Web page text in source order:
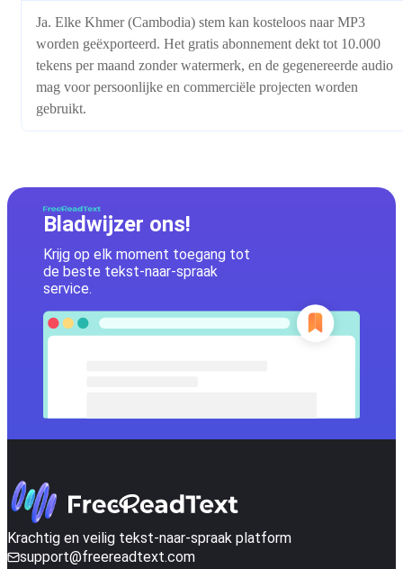
Ja. Elke Khmer (Cambodia) stem kan kosteloos naar MP3
worden geëxporteerd. Het gratis abonnement dekt tot 10.000
tekens per maand zonder watermerk, en de gegenereerde audio
mag voor persoonlijke en commerciële projecten worden
gebruikt.
Bladwijzer ons!
Krijg op elk moment toegang tot
de beste tekst-naar-spraak
service.
Krachtig en veilig tekst-naar-spraak platform
support@freereadtext.com